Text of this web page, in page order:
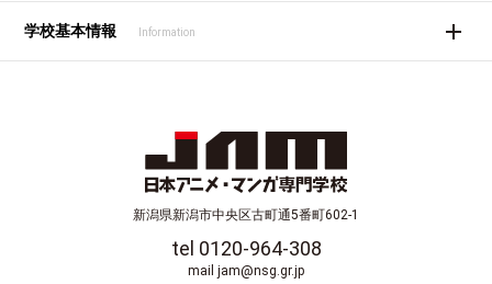
学校基本情報 Information
新潟県新潟市中央区古町通5番町602-1
tel 0120-964-308
mail jam@nsg.gr.jp